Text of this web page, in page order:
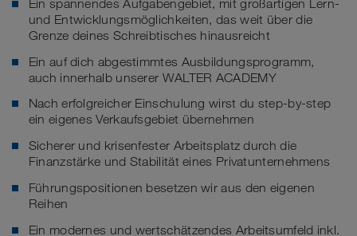
Ein spannendes Aufgabengebiet, mit großartigen Lern-
und Entwicklungsmöglichkeiten, das weit über die
Grenze deines Schreibtisches hinausreicht
Ein auf dich abgestimmtes Ausbildungsprogramm,
auch innerhalb unserer WALTER ACADEMY
Nach erfolgreicher Einschulung wirst du step-by-step
ein eigenes Verkaufsgebiet übernehmen
Sicherer und krisenfester Arbeitsplatz durch die
Finanzstärke und Stabilität eines Privatunternehmens
Führungspositionen besetzen wir aus den eigenen
Reihen
Ein modernes und wertschätzendes Arbeitsumfeld inkl.